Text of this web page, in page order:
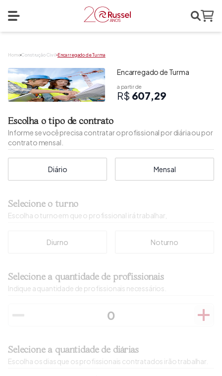
Abrir menu
Home
Search
HomeConstrução Civil Encarregado de Turma
Encarregado de Turma
a partir de
R$ 607,29
Escolha o tipo de contrato
Informe se você precisa contratar o profissional por diária ou por
contrato mensal.
Diário Mensal
Selecione o turno
Escolha o turno em que o profissional irá trabalhar,
Diurno Noturno
Selecione a quantidade de profissionais
Indique a quantidade de profissionais necessários.
Selecione a quantidade de diárias
Escolha os dias que os profissionais contratados irão trabalhar.